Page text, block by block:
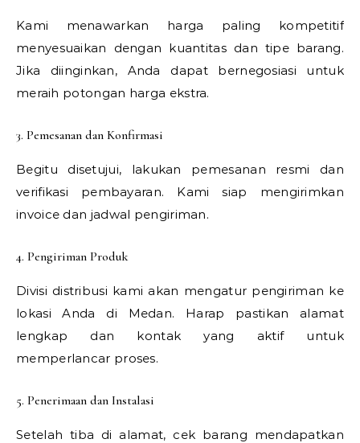
Kami menawarkan harga paling kompetitif
menyesuaikan dengan kuantitas dan tipe barang.
Jika diinginkan, Anda dapat bernegosiasi untuk
meraih potongan harga ekstra.
3. Pemesanan dan Konfirmasi
Begitu disetujui, lakukan pemesanan resmi dan
verifikasi pembayaran. Kami siap mengirimkan
invoice dan jadwal pengiriman.
4. Pengiriman Produk
Divisi distribusi kami akan mengatur pengiriman ke
lokasi Anda di Medan. Harap pastikan alamat
lengkap dan kontak yang aktif untuk
memperlancar proses.
5. Penerimaan dan Instalasi
Setelah tiba di alamat, cek barang mendapatkan